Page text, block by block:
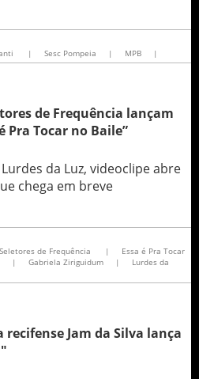
| Sesc Pompeia | MPB |
de Frequência lançam
Pra Tocar no Baile”
da Luz, videoclipe abre
chega em breve
Seletores de Frequência |
Essa é Pra Tocar
| Gabriela Ziriguidum |
Lurdes da
recifense Jam da Silva lança